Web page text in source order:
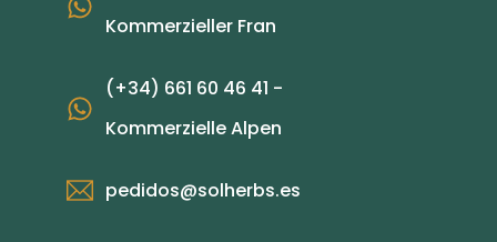
Kommerzieller Fran
(+34) 661 60 46 41 -
Kommerzielle Alpen
pedidos@solherbs.es